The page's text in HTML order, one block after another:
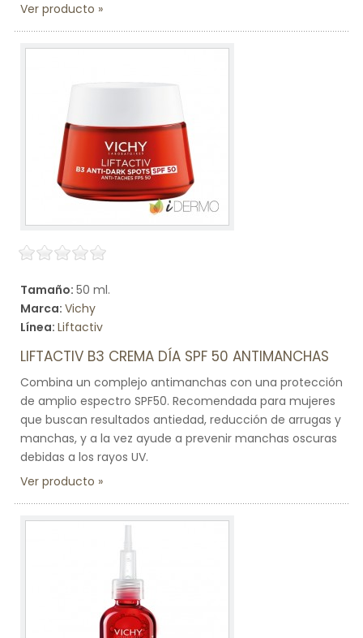
Ver producto
Tamaño: 50 ml.
Marca: Vichy
Línea: Liftactiv
LIFTACTIV B3 CREMA DÍA SPF 50 ANTIMANCHAS
Combina un complejo antimanchas con una protección
de amplio espectro SPF50. Recomendada para mujeres
que buscan resultados antiedad, reducción de arrugas y
manchas, y a la vez ayude a prevenir manchas oscuras
debidas a los rayos UV.
Ver producto